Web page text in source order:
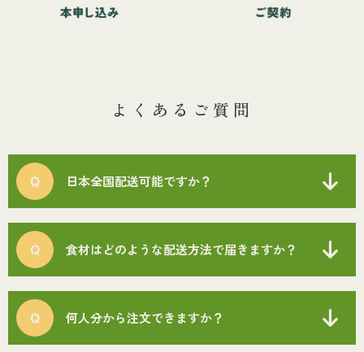
よくあるご質問
日本全国配送可能ですか？
食材はどのような配送方法で届きますか？
何人分から注文できますか？